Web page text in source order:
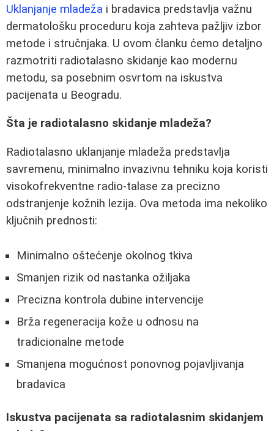
Uklanjanje mladeža i bradavica predstavlja važnu
dermatološku proceduru koja zahteva pažljiv izbor
metode i stručnjaka. U ovom članku ćemo detaljno
razmotriti radiotalasno skidanje kao modernu
metodu, sa posebnim osvrtom na iskustva
pacijenata u Beogradu.
Šta je radiotalasno skidanje mladeža?
Radiotalasno uklanjanje mladeža predstavlja
savremenu, minimalno invazivnu tehniku koja koristi
visokofrekventne radio-talase za precizno
odstranjenje kožnih lezija. Ova metoda ima nekoliko
ključnih prednosti:
Minimalno oštećenje okolnog tkiva
Smanjen rizik od nastanka ožiljaka
Precizna kontrola dubine intervencije
Brža regeneracija kože u odnosu na
tradicionalne metode
Smanjena mogućnost ponovnog pojavljivanja
bradavica
Iskustva pacijenata sa radiotalasnim skidanjem